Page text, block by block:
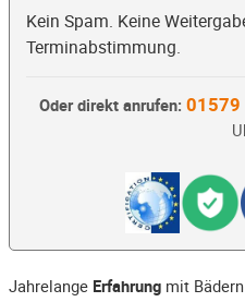
Kein Spam. Keine
Terminabstimmung.
Oder direkt anrufen: 01579
Jahrelange Erfahrung mit